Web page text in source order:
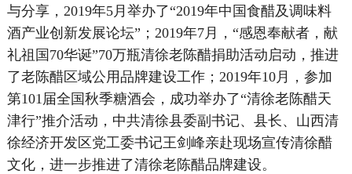
与分享，2019年5月举办了“2019年中国食醋及调味料
酒产业创新发展论坛”；2019年7月，“感恩奉献者，献
礼祖国70华诞”70万瓶清徐老陈醋捐助活动启动，推进
了老陈醋区域公用品牌建设工作；2019年10月，参加
第101届全国秋季糖酒会，成功举办了“清徐老陈醋天
津行”推介活动，中共清徐县委副书记、县长、山西清
徐经济开发区党工委书记王剑峰亲赴现场宣传清徐醋
文化，进一步推进了清徐老陈醋品牌建设。